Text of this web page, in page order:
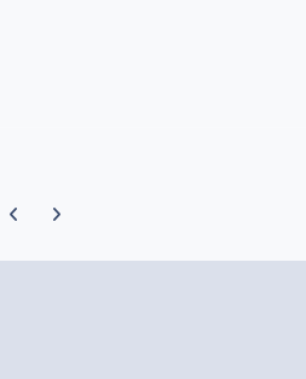
Previous carousel slide
Next carousel slide